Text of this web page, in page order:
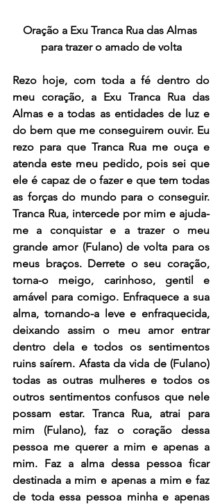
Oração a Exu Tranca Rua das Almas
para trazer o amado de volta
Rezo hoje, com toda a fé dentro do
meu coração, a Exu Tranca Rua das
Almas e a todas as entidades de luz e
do bem que me conseguirem ouvir. Eu
rezo para que Tranca Rua me ouça e
atenda este meu pedido, pois sei que
ele é capaz de o fazer e que tem todas
as forças do mundo para o conseguir.
Tranca Rua, intercede por mim e ajuda-
me a conquistar e a trazer o meu
grande amor (Fulano) de volta para os
meus braços. Derrete o seu coração,
torna-o meigo, carinhoso, gentil e
amável para comigo. Enfraquece a sua
alma, tornando-a leve e enfraquecida,
deixando assim o meu amor entrar
dentro dela e todos os sentimentos
ruins saírem. Afasta da vida de (Fulano)
todas as outras mulheres e todos os
outros sentimentos confusos que nele
possam estar. Tranca Rua, atrai para
mim (Fulano), faz o coração dessa
pessoa me querer a mim e apenas a
mim. Faz a alma dessa pessoa ficar
destinada a mim e apenas a mim e faz
de toda essa pessoa minha e apenas